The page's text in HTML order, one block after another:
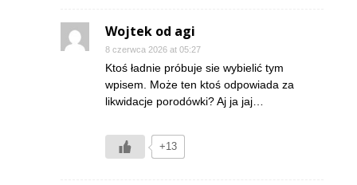
Wojtek od agi
8 czerwca 2026 at 05:27
Ktoś ładnie próbuje sie wybielić tym
wpisem. Może ten ktoś odpowiada za
likwidacje porodówki? Aj ja jaj…
+13